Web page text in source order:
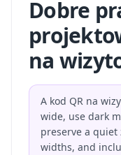
Dobre
na
A kod QR na
wide, use dark
preserve a quiet
widths, and